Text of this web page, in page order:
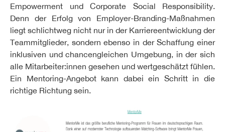
Empowerment und Corporate Social Responsibility.
Denn der Erfolg von Employer-Branding-Maßnahmen
liegt schlichtweg nicht nur in der Karriereentwicklung der
Teammitglieder, sondern ebenso in der Schaffung einer
inklusiven und chancengleichen Umgebung, in der sich
alle Mitarbeiter:innen gesehen und wertgeschätzt fühlen.
Ein Mentoring-Angebot kann dabei ein Schritt in die
richtige Richtung sein.